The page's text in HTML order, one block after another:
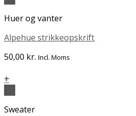
Huer og vanter
Alpehue strikkeopskrift
50,00 kr. Incl. Moms
+
Sweater